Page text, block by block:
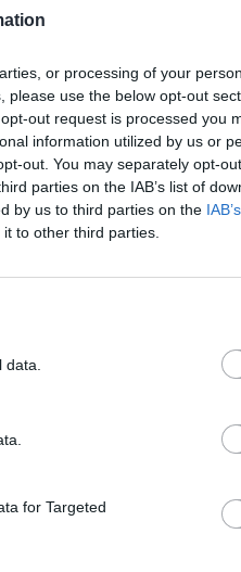
or processing of your
please use the below opt-out
out request is processed you
information utilized by us or
out. You may separately opt-
parties on the IAB’s list of
by us to third parties on the
to other third parties.
for Targeted
Απροσδιόριστες μορφές,
εξισώσεων.